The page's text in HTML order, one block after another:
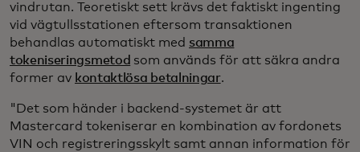
vindrutan. Teoretiskt sett krävs det faktiskt ingenting
vid vägtullsstationen eftersom transaktionen
behandlas automatiskt med samma
tokeniseringsmetod som används för att säkra andra
former av kontaktlösa betalningar.
"Det som händer i backend-systemet är att
Mastercard tokeniserar en kombination av fordonets
VIN och registreringsskylt samt annan information för